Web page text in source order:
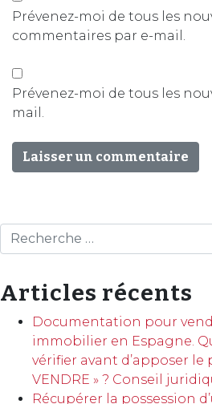
Prévenez-moi de tous les
commentaires par e-mail.
Prévenez-moi de tous les
mail.
Rechercher
Articles récents
Documentation pour
immobilier en Espagne.
vérifier avant d’apposer le
VENDRE » ? Conseil
Récupérer la possession